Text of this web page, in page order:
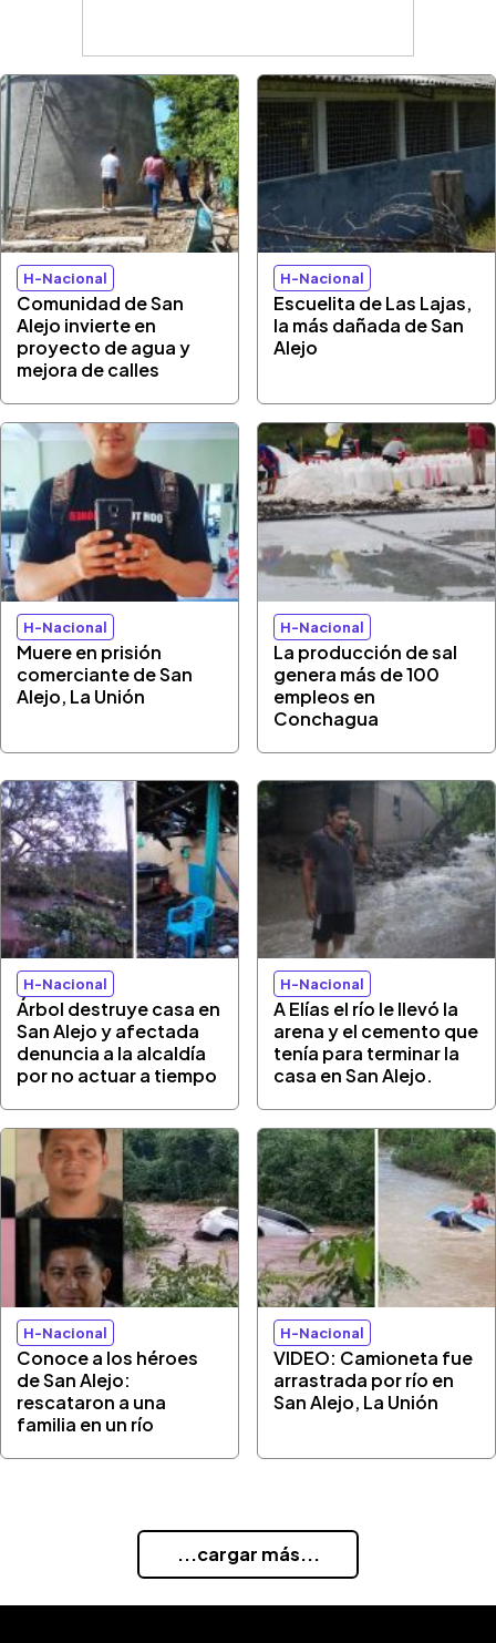
H-Nacional
Comunidad de San
Alejo invierte en
proyecto de agua y
mejora de calles
H-Nacional
Escuelita de Las Lajas,
la más dañada de San
Alejo
H-Nacional
Muere en prisión
comerciante de San
Alejo, La Unión
H-Nacional
La producción de sal
genera más de 100
empleos en
Conchagua
H-Nacional
Árbol destruye casa en
San Alejo y afectada
denuncia a la alcaldía
por no actuar a tiempo
H-Nacional
A Elías el río le llevó la
arena y el cemento que
tenía para terminar la
casa en San Alejo.
H-Nacional
Conoce a los héroes
de San Alejo:
rescataron a una
familia en un río
H-Nacional
VIDEO: Camioneta fue
arrastrada por río en
San Alejo, La Unión
...cargar más...